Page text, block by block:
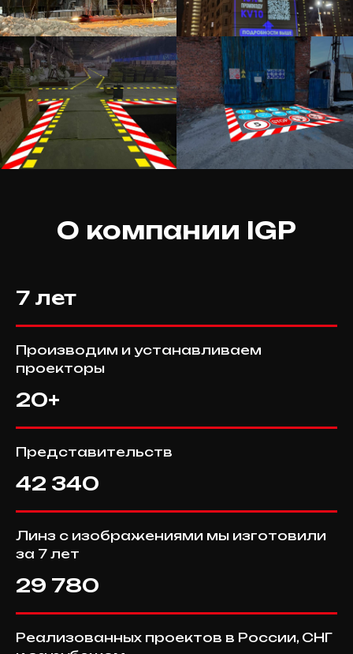
О компании IGP
7 лет
Производим и устанавливаем
проекторы
20+
Представительств
42 340
Линз с изображениями мы изготовили
за 7 лет
29 780
Реализованных проектов в России, СНГ